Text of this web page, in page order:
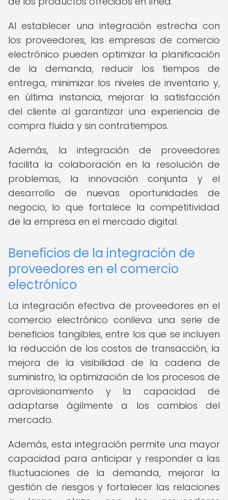
Al establecer una integración estrecha con
los proveedores, las empresas de comercio
electrónico pueden optimizar la planificación
de la demanda, reducir los tiempos de
entrega, minimizar los niveles de inventario y,
en última instancia, mejorar la satisfacción
del cliente al garantizar una experiencia de
compra fluida y sin contratiempos.
Además, la integración de proveedores
facilita la colaboración en la resolución de
problemas, la innovación conjunta y el
desarrollo de nuevas oportunidades de
negocio, lo que fortalece la competitividad
de la empresa en el mercado digital.
Beneficios de la integración de
proveedores en el comercio
electrónico
La integración efectiva de proveedores en el
comercio electrónico conlleva una serie de
beneficios tangibles, entre los que se incluyen
la reducción de los costos de transacción, la
mejora de la visibilidad de la cadena de
suministro, la optimización de los procesos de
aprovisionamiento y la capacidad de
adaptarse ágilmente a los cambios del
mercado.
Además, esta integración permite una mayor
capacidad para anticipar y responder a las
fluctuaciones de la demanda, mejorar la
gestión de riesgos y fortalecer las relaciones